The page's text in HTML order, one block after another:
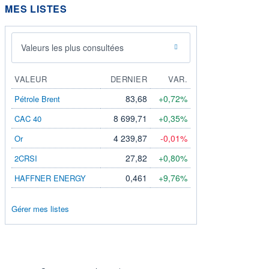
MES LISTES
Valeurs les plus consultées
VALEUR DERNIER
VAR.
Pétrole Brent
83,68 +0,72%
CAC 40 8 699,71 +0,35%
Or 4 239,87 -0,01%
2CRSI 27,82 +0,80%
HAFFNER ENERGY 0,461 +9,76%
Gérer mes listes